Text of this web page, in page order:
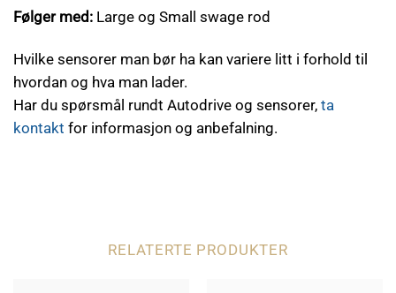
Følger med: Large og Small swage rod
Hvilke sensorer man bør ha kan variere litt i forhold til
hvordan og hva man lader.
Har du spørsmål rundt Autodrive og sensorer, ta
kontakt for informasjon og anbefalning.
RELATERTE PRODUKTER